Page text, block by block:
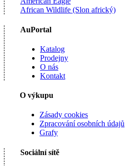
African Wildlife (Slon africký)
AuPortal
Katalog
Prodejny
O nás
Kontakt
O výkupu
Zásady cookies
Zpracování osobních údajů
Grafy
Sociální sítě